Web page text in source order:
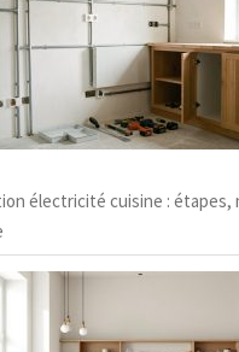
électricité cuisine : étapes,